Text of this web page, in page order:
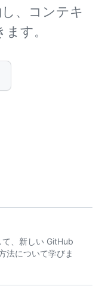
、コンテキ
す。
、新しい GitHub
法について学びま